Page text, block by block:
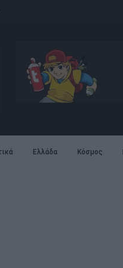
Ελλάδα Κόσμος